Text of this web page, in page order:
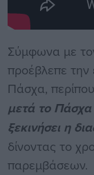
Σύμφωνα με
προέβλεπε
Πάσχα,
μετά το Πάσχα
ξεκινήσει η
δίνοντας το
παρεμβάσεων.